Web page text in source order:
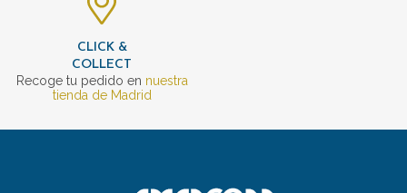
CLICK &
COLLECT
Recoge tu pedido en nuestra
tienda de Madrid